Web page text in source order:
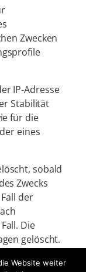
Zwecken
IP-Adresse
Stabilität
für die
eines
sobald
Zwecks
der
Die
gelöscht.
Website weiter